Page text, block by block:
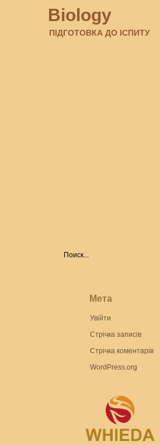
Biology
ПІДГОТОВКА ДО ІСПИТУ
Мета
Увійти
Стрічка записів
Стрічка коментарів
WordPress.org